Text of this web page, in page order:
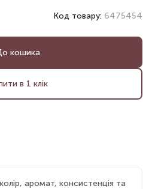
Код товару: 6475454
кошика
в 1 клік
колір, аромат, консистенція та